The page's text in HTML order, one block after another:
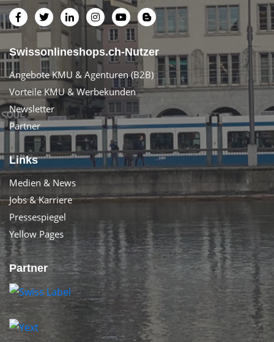
Swissonlineshops.ch-Nutzer
Angebote KMU & Agenturen (B2B)
Vorteile KMU & Werbekunden
Newsletter
Partner
Links
Medien & News
Jobs & Karriere
Pressespiegel
Yellow Pages
Partner